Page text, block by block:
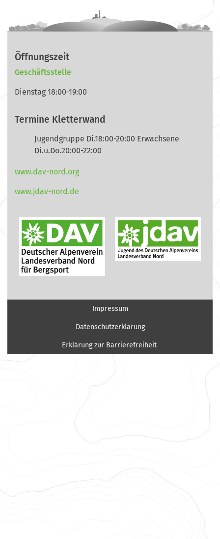
Öffnungszeit
Geschäftsstelle
Dienstag 18:00-19:00
Termine Kletterwand
Jugendgruppe Di.18:00-20:00 Erwachsene
Di.u.Do.20:00-22:00
www.dav-nord.org
www.jdav-nord.de
Impressum
Datenschutzerklärung
Erklärung zur Barrierefreiheit